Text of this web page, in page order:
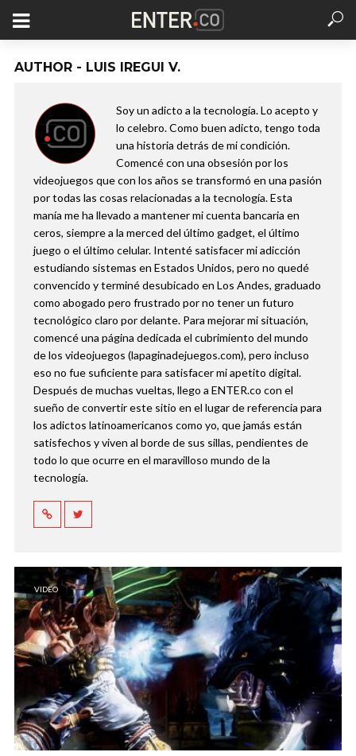
AUTHOR - LUIS IREGUI V.
Soy un adicto a la tecnología. Lo acepto y
lo celebro. Como buen adicto, tengo toda
una historia detrás de mi condición.
Comencé con una obsesión por los
videojuegos que con los años se transformó en una pasión
por todas las cosas relacionadas a la tecnología. Esta
manía me ha llevado a mantener mi cuenta bancaria en
ceros, siempre a la merced del último gadget, el último
juego o el último celular. Intenté satisfacer mi adicción
estudiando sistemas en Estados Unidos, pero no quedé
convencido y terminé desubicado en Los Andes, graduado
como abogado pero frustrado por no tener un futuro
tecnológico claro por delante. Para mejorar mi situación,
comencé una página dedicada el cubrimiento del mundo
de los videojuegos (lapaginadejuegos.com), pero incluso
eso no fue suficiente para satisfacer mi apetito digital.
Después de muchas vueltas, llego a ENTER.co con el
sueño de convertir este sitio en el lugar de referencia para
los adictos latinoamericanos como yo, que jamás están
satisfechos y viven al borde de sus sillas, pendientes de
todo lo que ocurre en el maravilloso mundo de la
tecnología.
VIDEO